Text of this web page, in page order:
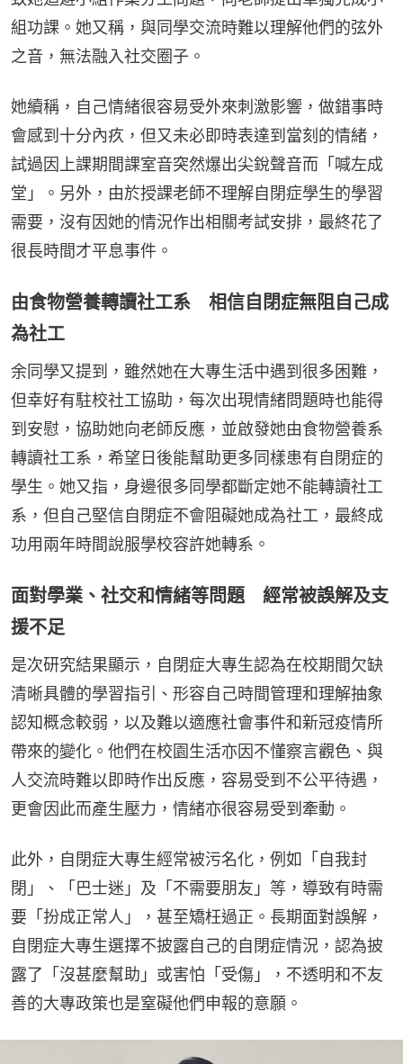
組功課。她又稱，與同學交流時難以理解他們的弦外
之音，無法融入社交圈子。
她續稱，自己情緒很容易受外來刺激影響，做錯事時
會感到十分內疚，但又未必即時表達到當刻的情緒，
試過因上課期間課室音突然爆出尖銳聲音而「喊左成
堂」。另外，由於授課老師不理解自閉症學生的學習
需要，沒有因她的情況作出相關考試安排，最終花了
很長時間才平息事件。
由食物營養轉讀社工系 相信自閉症無阻自己成
為社工
余同學又提到，雖然她在大專生活中遇到很多困難，
但幸好有駐校社工協助，每次出現情緒問題時也能得
到安慰，協助她向老師反應，並啟發她由食物營養系
轉讀社工系，希望日後能幫助更多同樣患有自閉症的
學生。她又指，身邊很多同學都斷定她不能轉讀社工
系，但自己堅信自閉症不會阻礙她成為社工，最終成
功用兩年時間說服學校容許她轉系。
面對學業、社交和情緒等問題 經常被誤解及支
援不足
是次研究結果顯示，自閉症大專生認為在校期間欠缺
清晰具體的學習指引、形容自己時間管理和理解抽象
認知概念較弱，以及難以適應社會事件和新冠疫情所
帶來的變化。他們在校園生活亦因不懂察言觀色、與
人交流時難以即時作出反應，容易受到不公平待遇，
更會因此而產生壓力，情緒亦很容易受到牽動。
此外，自閉症大專生經常被污名化，例如「自我封
閉」、「巴士迷」及「不需要朋友」等，導致有時需
要「扮成正常人」，甚至矯枉過正。長期面對誤解，
自閉症大專生選擇不披露自己的自閉症情況，認為披
露了「沒甚麼幫助」或害怕「受傷」，不透明和不友
善的大專政策也是窒礙他們申報的意願。